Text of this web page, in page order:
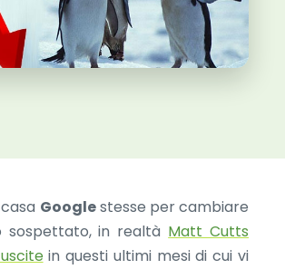
Googlestesse per cambiare
sospettato, in realtà Matt Cutts
in questi ultimi mesi di cui vi